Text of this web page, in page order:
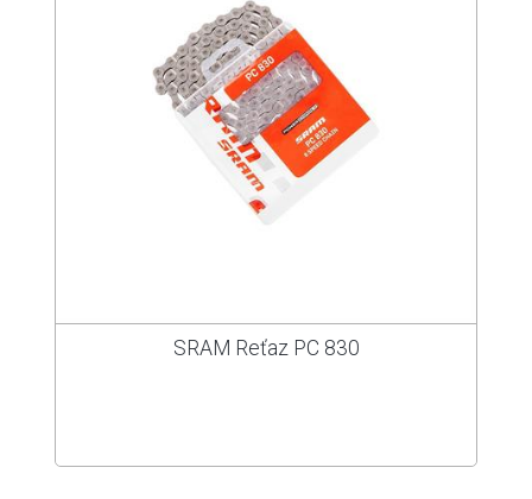
SRAM Reťaz PC 830